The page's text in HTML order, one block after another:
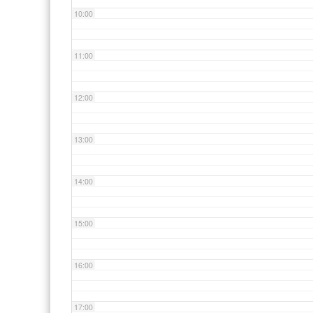
10:00
11:00
12:00
13:00
14:00
15:00
16:00
17:00